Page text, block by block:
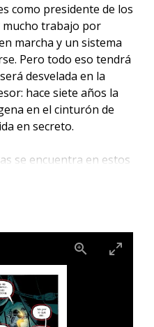
como presidente de los
mucho trabajo por
marcha y un sistema
Pero todo eso tendrá
desvelada en la
hace siete años la
en el cinturón de
en secreto.
se encuentra en estos
Su misión:
de la Tierra.
Lobezno) y el artista
presentan una
elementos de
Contact, Gravity o El